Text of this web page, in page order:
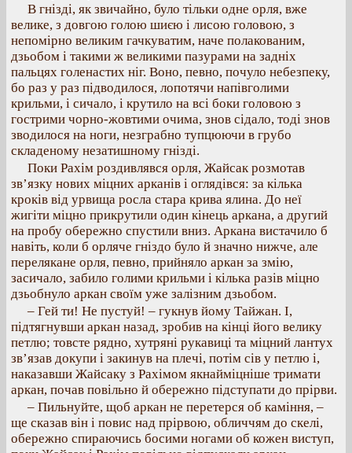
В гнізді, як звичайно, було тільки одне орля, вже
велике, з довгою голою шиєю і лисою головою, з
непомірно великим гачкуватим, наче полакованим,
дзьобом і такими ж великими пазурами на задніх
пальцях голенастих ніг. Воно, певно, почуло небезпеку,
бо раз у раз підводилося, лопотячи напівголими
крильми, і сичало, і крутило на всі боки головою з
гострими чорно-жовтими очима, знов сідало, тоді знов
зводилося на ноги, незграбно тупцюючи в грубо
складеному незатишному гнізді.
Поки Рахім роздивлявся орля, Жайсак розмотав
зв’язку нових міцних арканів і оглядівся: за кілька
кроків від урвища росла стара крива ялина. До неї
жигіти міцно прикрутили один кінець аркана, а другий
на пробу обережно спустили вниз. Аркана вистачило б
навіть, коли б орляче гніздо було й значно нижче, але
перелякане орля, певно, прийняло аркан за змію,
засичало, забило голими крильми і кілька разів міцно
дзьобнуло аркан своїм уже залізним дзьобом.
– Гей ти! Не пустуй! – гукнув йому Тайжан. І,
підтягнувши аркан назад, зробив на кінці його велику
петлю; товсте рядно, хутряні рукавиці та міцний лантух
зв’язав докупи і закинув на плечі, потім сів у петлю і,
наказавши Жайсаку з Рахімом якнайміцніше тримати
аркан, почав повільно й обережно підступати до прірви.
– Пильнуйте, щоб аркан не перетерся об каміння, –
ще сказав він і повис над прірвою, обличчям до скелі,
обережно спираючись босими ногами об кожен виступ,